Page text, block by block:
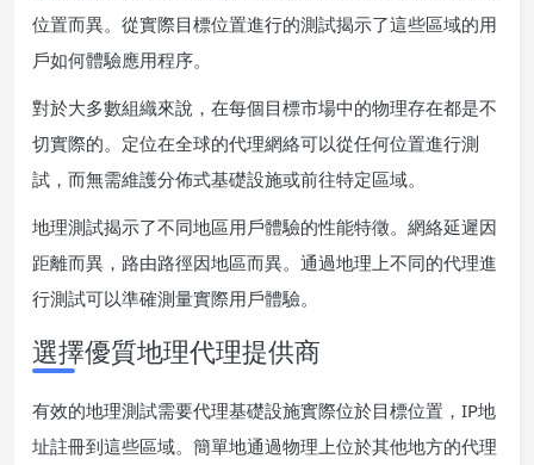
位置而異。從實際目標位置進行的測試揭示了這些區域的用
戶如何體驗應用程序。
對於大多數組織來說，在每個目標市場中的物理存在都是不
切實際的。定位在全球的代理網絡可以從任何位置進行測
試，而無需維護分佈式基礎設施或前往特定區域。
地理測試揭示了不同地區用戶體驗的性能特徵。網絡延遲因
距離而異，路由路徑因地區而異。通過地理上不同的代理進
行測試可以準確測量實際用戶體驗。
選擇優質地理代理提供商
有效的地理測試需要代理基礎設施實際位於目標位置，IP地
址註冊到這些區域。簡單地通過物理上位於其他地方的代理